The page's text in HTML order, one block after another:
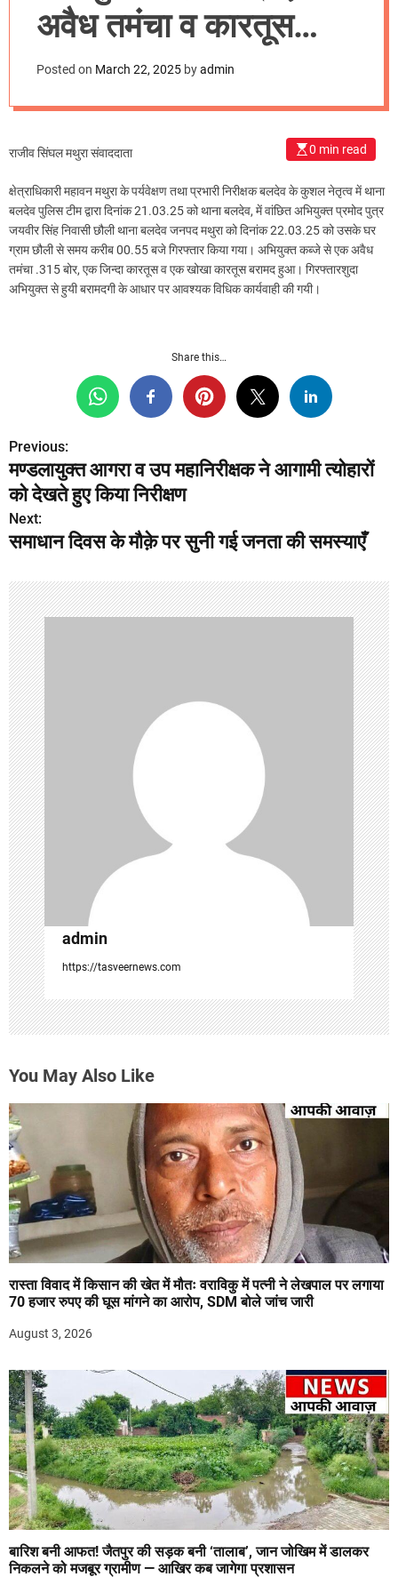
m
o
d
अवैध तमंचा व कारतूस
बरामद।
Posted on March 22, 2025 byadmin
0 min read
राजीव सिंघल मथुरा संवाददाता
क्षेत्राधिकारी महावन मथुरा के पर्यवेक्षण तथा प्रभारी निरीक्षक बलदेव के कुशल नेतृत्व में थाना
बलदेव पुलिस टीम द्वारा दिनांक 21.03.25 को थाना बलदेव, में वांछित अभियुक्त प्रमोद पुत्र
जयवीर सिंह निवासी छौली थाना बलदेव जनपद मथुरा को दिनांक 22.03.25 को उसके घर
ग्राम छौली से समय करीब 00.55 बजे गिरफ्तार किया गया। अभियुक्त कब्जे से एक अवैध
तमंचा .315 बोर, एक जिन्दा कारतूस व एक खोखा कारतूस बरामद हुआ। गिरफ्तारशुदा
अभियुक्त से हुयी बरामदगी के आधार पर आवश्यक विधिक कार्यवाही की गयी।
Share this…
P
o
s
t
n
a
v
i
g
a
t
i
o
n
Previous:
मण्डलायुक्त आगरा व उप महानिरीक्षक ने आगामी त्योहारों
को देखते हुए किया निरीक्षण
Next:
समाधान दिवस के मौक़े पर सुनी गई जनता की समस्याएँ
admin
https://tasveernews.com
You May Also Like
रास्ता विवाद में किसान की खेत में मौतः वराविकु में पत्नी ने लेखपाल पर लगाया
70 हजार रुपए की घूस मांगने का आरोप, SDM बोले जांच जारी
August 3, 2026
बारिश बनी आफत! जैतपुर की सड़क बनी ‘तालाब’, जान जोखिम में डालकर
निकलने को मजबूर ग्रामीण — आखिर कब जागेगा प्रशासन